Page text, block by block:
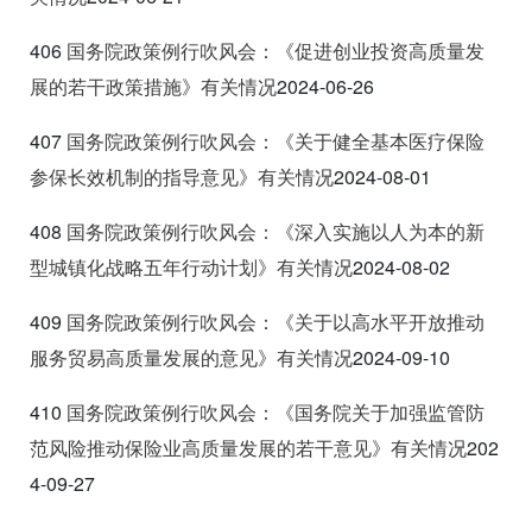
406 国务院政策例行吹风会：《促进创业投资高质量发
展的若干政策措施》有关情况2024-06-26
407 国务院政策例行吹风会：《关于健全基本医疗保险
参保长效机制的指导意见》有关情况2024-08-01
408 国务院政策例行吹风会：《深入实施以人为本的新
型城镇化战略五年行动计划》有关情况2024-08-02
409 国务院政策例行吹风会：《关于以高水平开放推动
服务贸易高质量发展的意见》有关情况2024-09-10
410 国务院政策例行吹风会：《国务院关于加强监管防
范风险推动保险业高质量发展的若干意见》有关情况202
4-09-27